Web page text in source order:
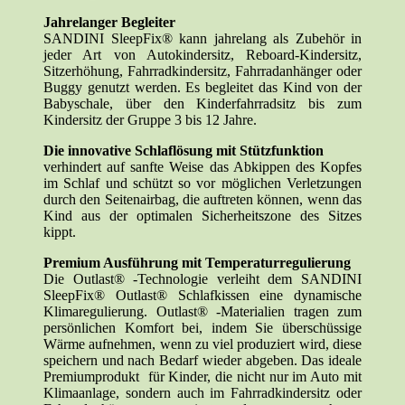
Jahrelanger Begleiter
SANDINI SleepFix® kann jahrelang als Zubehör in
jeder Art von Autokindersitz, Reboard-Kindersitz,
Sitzerhöhung, Fahrradkindersitz, Fahrradanhänger oder
Buggy genutzt werden. Es begleitet das Kind von der
Babyschale, über den Kinderfahrradsitz bis zum
Kindersitz der Gruppe 3 bis 12 Jahre.
Die innovative Schlaflösung mit Stützfunktion
verhindert auf sanfte Weise das Abkippen des Kopfes
im Schlaf und schützt so vor möglichen Verletzungen
durch den Seitenairbag, die auftreten können, wenn das
Kind aus der optimalen Sicherheitszone des Sitzes
kippt.
Premium Ausführung mit Temperaturregulierung
Die Outlast® -Technologie verleiht dem SANDINI
SleepFix® Outlast® Schlafkissen eine dynamische
Klimaregulierung. Outlast® -Materialien tragen zum
persönlichen Komfort bei, indem Sie überschüssige
Wärme aufnehmen, wenn zu viel produziert wird, diese
speichern und nach Bedarf wieder abgeben. Das ideale
Premiumprodukt für Kinder, die nicht nur im Auto mit
Klimaanlage, sondern auch im Fahrradkindersitz oder